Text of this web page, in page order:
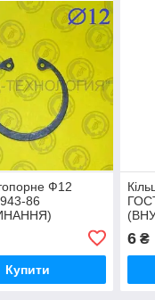
Ф12
86
Купити
6 ₴